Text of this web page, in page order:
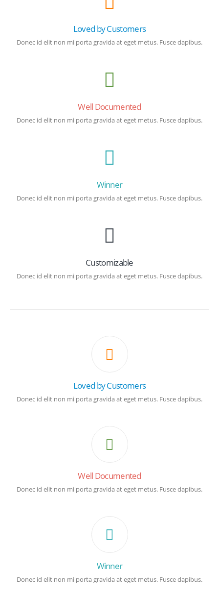
Loved by Customers
Donec id elit non mi porta gravida at eget metus. Fusce dapibus.
Well Documented
Donec id elit non mi porta gravida at eget metus. Fusce dapibus.
Winner
Donec id elit non mi porta gravida at eget metus. Fusce dapibus.
Customizable
Donec id elit non mi porta gravida at eget metus. Fusce dapibus.
Loved by Customers
Donec id elit non mi porta gravida at eget metus. Fusce dapibus.
Well Documented
Donec id elit non mi porta gravida at eget metus. Fusce dapibus.
Winner
Donec id elit non mi porta gravida at eget metus. Fusce dapibus.